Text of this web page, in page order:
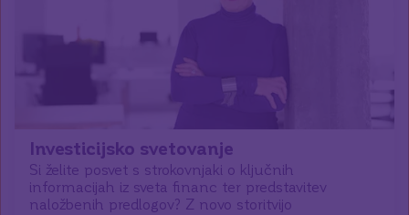
Investicijsko svetovanje
Si želite posvet s strokovnjaki o ključnih
informacijah iz sveta financ ter predstavitev
naložbenih predlogov? Z novo storitvijo